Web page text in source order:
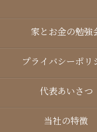
家とお金の勉強
プライバシーポリ
代表あいさつ
当社の特徴